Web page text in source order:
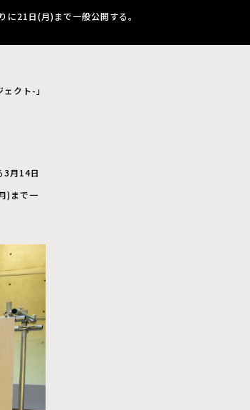
21日(月)まで一般公開する。
クト-」
3月14日
)まで一